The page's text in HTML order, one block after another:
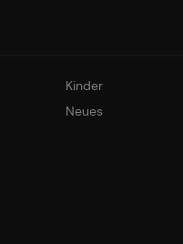
Kinder
Neues